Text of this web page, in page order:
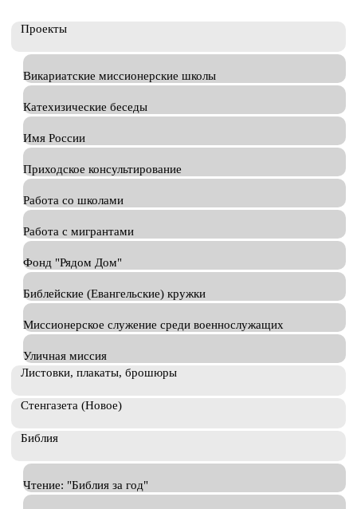
Проекты
Викариатские миссионерские школы
Катехизические беседы
Имя России
Приходское консультирование
Работа со школами
Работа с мигрантами
Фонд "Рядом Дом"
Библейские (Евангельские) кружки
Миссионерское служение среди военнослужащих
Уличная миссия
Листовки, плакаты, брошюры
Стенгазета (Новое)
Библия
Чтение: "Библия за год"